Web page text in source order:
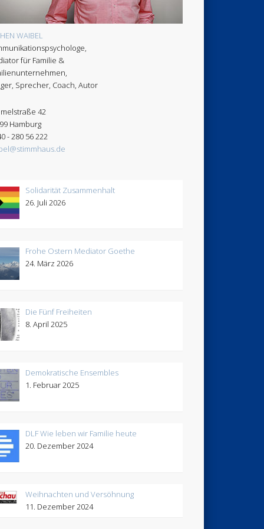
WAIBEL
für Familie &
Sprecher, Coach, Autor
42
Hamburg
- 280 56 222
Solidarität Zusammenhalt
26. Juli 2026
Frohe Ostern Mediator Goethe
24. März 2026
Die Fünf Freiheiten
8. April 2025
Demokratische Ensembles
1. Februar 2025
DLF Wie leben wir Familie heute
20. Dezember 2024
Weihnachten und Versöhnung
11. Dezember 2024